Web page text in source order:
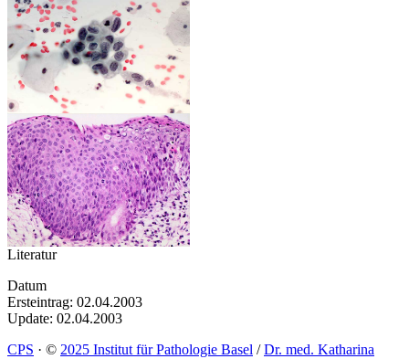
Literatur
Datum
Ersteintrag: 02.04.2003
Update: 02.04.2003
CPS · © 2025 Institut für Pathologie Basel /Dr. med. Katharina